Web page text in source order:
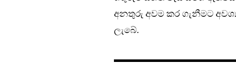
අනතුරු අවම කර ගැනීමට
ලැබේ.